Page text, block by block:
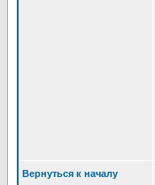
Вернуться к началу